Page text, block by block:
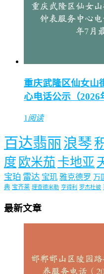
重庆武隆区仙女山
心电话公示（2026
1阅读
百达翡丽 浪琴
度 欧米茄 卡地亚
宝珀 雷达 宝玑 雅克德罗 万
典 宝齐莱 理查德米勒 亨得利 罗杰杜彼
最新文章